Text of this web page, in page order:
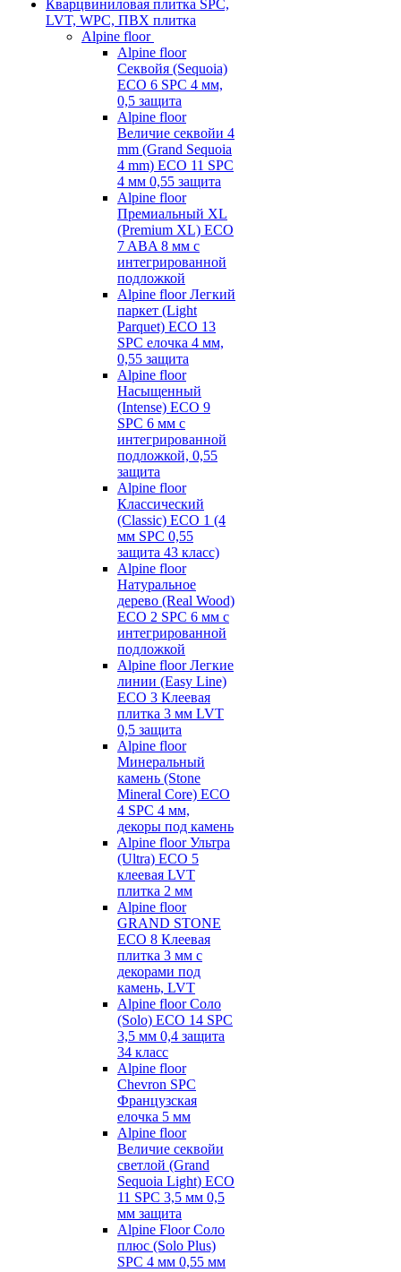
Кварцвиниловая плитка SPC,
LVT, WPC, ПВХ плитка
Alpine floor
Alpine floor
Секвойя (Sequoia)
ECO 6 SPC 4 мм,
0,5 защита
Alpine floor
Величие секвойи 4
mm (Grand Sequoia
4 mm) ECO 11 SPC
4 мм 0,55 защита
Alpine floor
Премиальный XL
(Premium XL) ECO
7 ABA 8 мм с
интегрированной
подложкой
Alpine floor Легкий
паркет (Light
Parquet) ECO 13
SPC елочка 4 мм,
0,55 защита
Alpine floor
Насыщенный
(Intense) ECO 9
SPC 6 мм с
интегрированной
подложкой, 0,55
защита
Alpine floor
Классический
(Classic) ECO 1 (4
мм SPC 0,55
защита 43 класс)
Alpine floor
Натуральное
дерево (Real Wood)
ECO 2 SPC 6 мм с
интегрированной
подложкой
Alpine floor Легкие
линии (Easy Line)
ECO 3 Клеевая
плитка 3 мм LVT
0,5 защита
Alpine floor
Минеральный
камень (Stone
Mineral Core) ECO
4 SPC 4 мм,
декоры под камень
Alpine floor Ультра
(Ultra) ECO 5
клеевая LVT
плитка 2 мм
Alpine floor
GRAND STONE
ECO 8 Клеевая
плитка 3 мм с
декорами под
камень, LVT
Alpine floor Соло
(Solo) ECO 14 SPC
3,5 мм 0,4 защита
34 класс
Alpine floor
Chevron SPC
Французская
елочка 5 мм
Alpine floor
Величие секвойи
светлой (Grand
Sequoia Light) ECO
11 SPC 3,5 мм 0,5
мм защита
Alpine Floor Соло
плюс (Solo Plus)
SPC 4 мм 0,55 мм